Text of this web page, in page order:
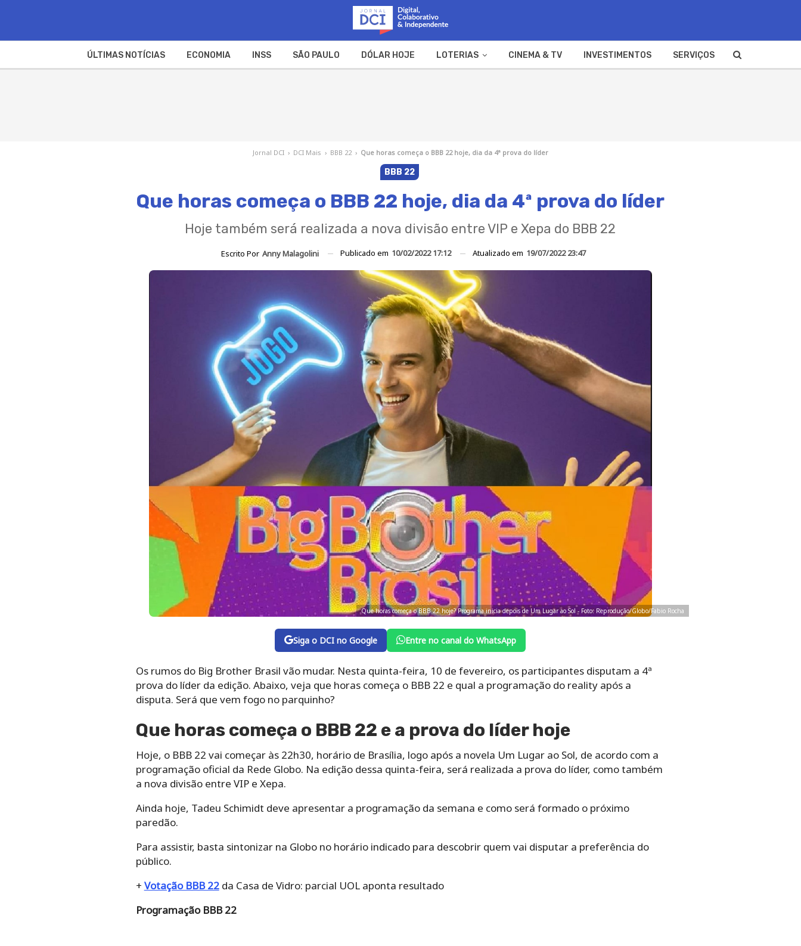
ÚLTIMAS NOTÍCIAS ECONOMIA INSS SÃO PAULO DÓLAR HOJE LOTERIAS CINEMA & TV INVESTIMENTOS SERVIÇOS
Jornal DCI › DCI Mais › BBB 22 › Que horas começa o BBB 22 hoje, dia da 4ª prova do líder
BBB 22
Que horas começa o BBB 22 hoje, dia da 4ª prova do líder
Hoje também será realizada a nova divisão entre VIP e Xepa do BBB 22
Escrito Por Anny Malagolini Publicado em 10/02/2022 17:12 Atualizado em 19/07/2022 23:47
Que horas começa o BBB 22 hoje? Programa inicia depois de Um Lugar ao Sol - Foto: Reprodução/Globo/Fabio Rocha
Siga o DCI no Google Entre no canal do WhatsApp
Os rumos do Big Brother Brasil vão mudar. Nesta quinta-feira, 10 de fevereiro, os participantes disputam a 4ª
prova do líder da edição. Abaixo, veja que horas começa o BBB 22 e qual a programação do reality após a
disputa. Será que vem fogo no parquinho?
Que horas começa o BBB 22 e a prova do líder hoje
Hoje, o BBB 22 vai começar às 22h30, horário de Brasília, logo após a novela Um Lugar ao Sol, de acordo com a
programação oficial da Rede Globo. Na edição dessa quinta-feira, será realizada a prova do líder, como também
a nova divisão entre VIP e Xepa.
Ainda hoje, Tadeu Schimidt deve apresentar a programação da semana e como será formado o próximo
paredão.
Para assistir, basta sintonizar na Globo no horário indicado para descobrir quem vai disputar a preferência do
público.
+ Votação BBB 22da Casa de Vidro: parcial UOL aponta resultado
Programação BBB 22